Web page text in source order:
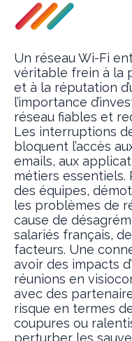
Un réseau Wi-Fi
véritable frein à la
et à la réputation
l’importance
réseau fiables et
Les interruptions
bloquent l’accès
emails, aux
métiers
des équipes,
les problèmes de
cause de
salariés français,
facteurs. Une
avoir des impacts
réunions en
avec des
risque en termes
coupures ou